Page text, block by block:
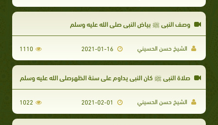
وصف النبي ﷺ بياض النبي صلى الله عليه وسلم
الشيخ حسن الحسيني 2021-01-16
1110
صلاة النبي ﷺ كان النبي يداوم على سنة الظهرصلى الله عليه وسلم
الشيخ حسن الحسيني 1022